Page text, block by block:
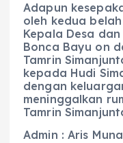
Adapun
oleh kedua
Kepala Desa
Bonca Bayu on
Tamrin
kepada Hudi
dengan
meninggalkan
Tamrin
Admin : Aris